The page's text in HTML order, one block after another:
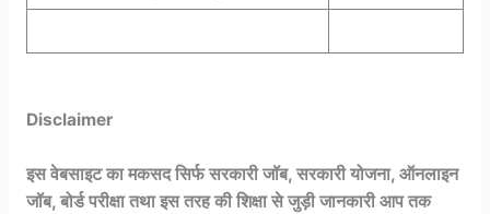
Disclaimer
इस वेबसाइट का मकसद सिर्फ सरकारी जॉब, सरकारी योजना, ऑनलाइन
जॉब, बोर्ड परीक्षा तथा इस तरह की शिक्षा से जुड़ी जानकारी आप तक